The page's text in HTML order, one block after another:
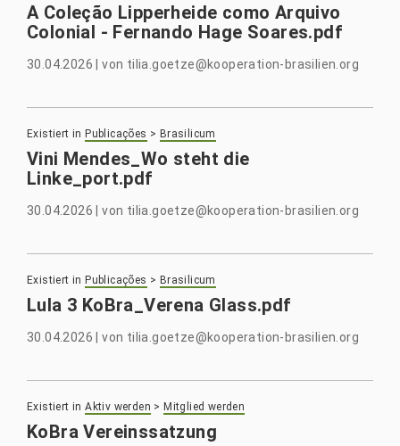
A Coleção Lipperheide como Arquivo
Colonial - Fernando Hage Soares.pdf
30.04.2026 |von tilia.goetze@kooperation-brasilien.org
Existiert in Publicações > Brasilicum
Vini Mendes_Wo steht die
Linke_port.pdf
30.04.2026 |von tilia.goetze@kooperation-brasilien.org
Existiert in Publicações > Brasilicum
Lula 3 KoBra_Verena Glass.pdf
30.04.2026 |von tilia.goetze@kooperation-brasilien.org
Existiert in Aktiv werden >Mitglied werden
KoBra Vereinssatzung